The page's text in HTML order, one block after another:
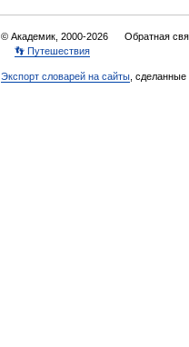
© Академик, 2000-2026 Обратная
👣 Путешествия
Экспорт словарей на сайты , сделанные